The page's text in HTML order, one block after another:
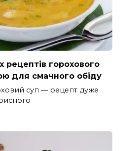
рецептів горохового
для смачного обіду
суп — рецепт дуже